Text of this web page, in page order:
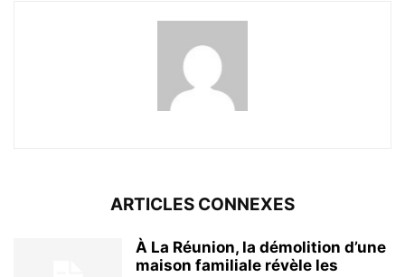
ARTICLES CONNEXES
À La Réunion, la démolition d’une
maison familiale révèle les